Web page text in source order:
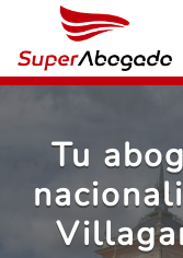
Tu